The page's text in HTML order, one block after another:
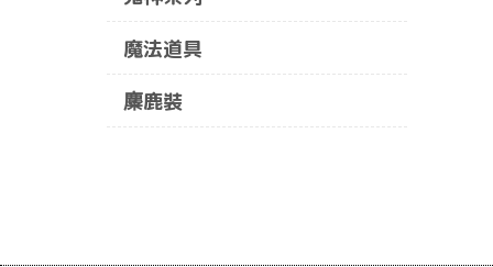
魔法道具
麋鹿裝